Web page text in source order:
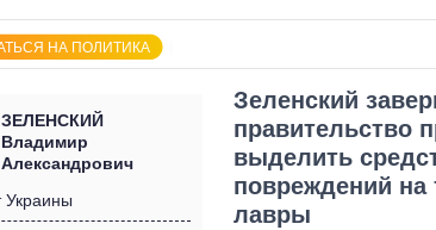
НА ПОЛИТИКА
ЗЕЛЕНСКИЙ
Владимир
Александрович
Украины
Зеленский
правительство
выделить
повреждений на
лавры